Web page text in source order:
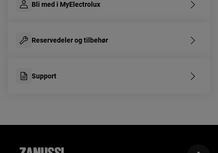
Bli med i MyElectrolux
Reservedeler og tilbehør
Support